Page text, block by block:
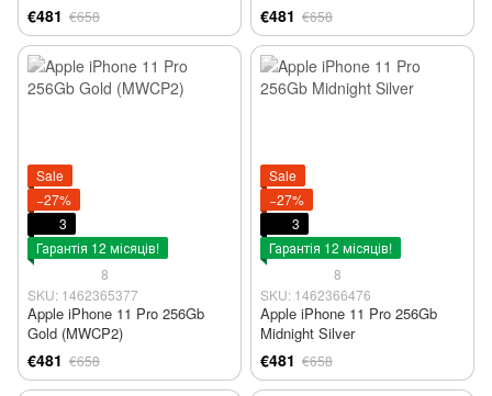
€481 €658 €481 €658
Sale
−27%
3
Гарантія 12 місяців!
8
SKU: 1462365377
Apple iPhone 11 Pro 256Gb
Gold (MWCP2)
€481 €658
Sale
−27%
3
Гарантія 12 місяців!
8
SKU: 1462366476
Apple iPhone 11 Pro 256Gb
Midnight Silver
€481 €658